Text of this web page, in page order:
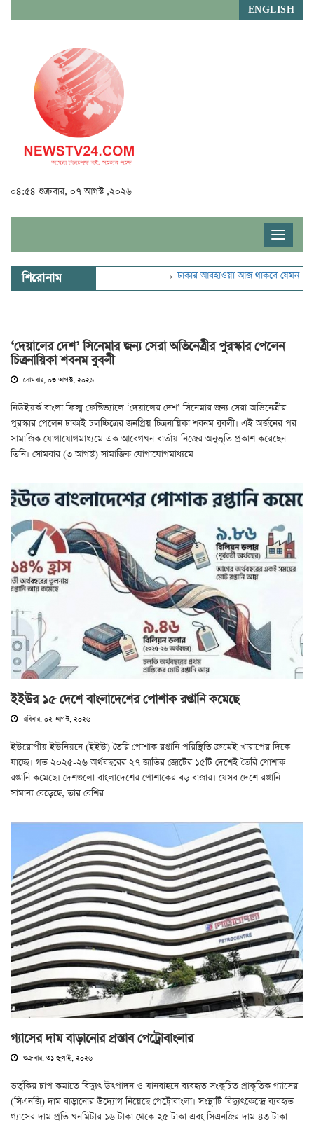
ENGLISH
০৪:৫৪ শুক্রবার, ০৭ আগস্ট ,২০২৬
Toggle
শিরোনাম ঢাকার আবহাওয়া আজ থাকবে যেমন→ভুল
‘দেয়ালের দেশ’ সিনেমার জন্য সেরা অভিনেত্রীর পুরস্কার পেলেন
চিত্রনায়িকা শবনম বুবলী
সোমবার, ০৩ আগস্ট, ২০২৬
নিউইয়র্ক বাংলা ফিল্ম ফেস্টিভ্যালে ‘দেয়ালের দেশ’ সিনেমার জন্য সেরা অভিনেত্রীর
পুরস্কার পেলেন ঢাকাই চলচ্চিত্রের জনপ্রিয় চিত্রনায়িকা শবনম বুবলী। এই অর্জনের পর
সামাজিক যোগাযোগমাধ্যমে এক আবেগঘন বার্তায় নিজের অনুভূতি প্রকাশ করেছেন
তিনি। সোমবার (৩ আগস্ট) সামাজিক যোগাযোগমাধ্যমে
ইইউর ১৫ দেশে বাংলাদেশের পোশাক রপ্তানি কমেছে
রবিবার, ০২ আগস্ট, ২০২৬
ইউরোপীয় ইউনিয়নে (ইইউ) তৈরি পোশাক রপ্তানি পরিস্থিতি ক্রমেই খারাপের দিকে
যাচ্ছে। গত ২০২৫-২৬ অর্থবছরের ২৭ জাতির জোটের ১৫টি দেশেই তৈরি পোশাক
রপ্তানি কমেছে। দেশগুলো বাংলাদেশের পোশাকের বড় বাজার। যেসব দেশে রপ্তানি
সামান্য বেড়েছে, তার বেশির
গ্যাসের দাম বাড়ানোর প্রস্তাব পেট্রোবাংলার
শুক্রবার, ৩১ জুলাই, ২০২৬
ভর্তুকির চাপ কমাতে বিদ্যুৎ উৎপাদন ও যানবাহনে ব্যবহৃত সংকুচিত প্রাকৃতিক গ্যাসের
(সিএনজি) দাম বাড়ানোর উদ্যোগ নিয়েছে পেট্রোবাংলা। সংস্থাটি বিদ্যুৎকেন্দ্রে ব্যবহৃত
গ্যাসের দাম প্রতি ঘনমিটার ১৬ টাকা থেকে ২৫ টাকা এবং সিএনজির দাম ৪৩ টাকা